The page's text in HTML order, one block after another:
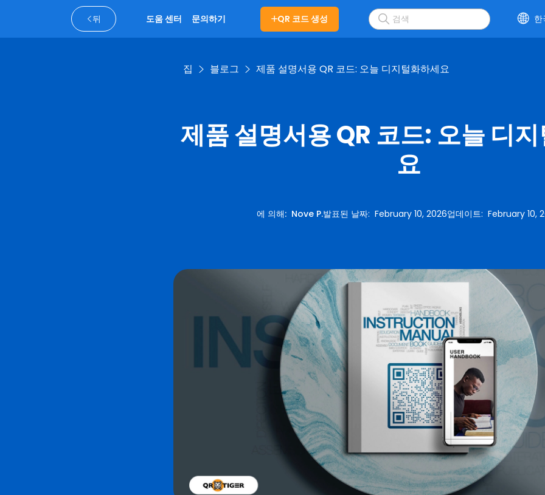
뒤 도움 센터 문의하기 QR 코드 생성 한
집 블로그 제품 설명서용 QR 코드: 오늘 디지털화하세요
제품 설명서용 QR 코드: 오늘 디
요
에 의해: Nove P.발표된 날짜:February 10, 2026업데이트:February 10,